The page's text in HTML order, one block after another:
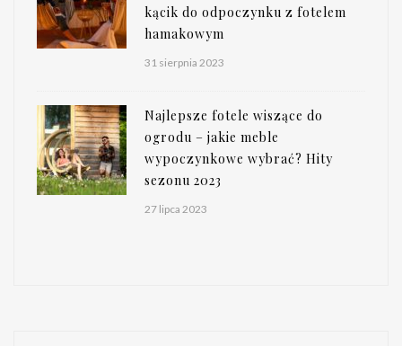
kącik do odpoczynku z fotelem
hamakowym
31 sierpnia 2023
Najlepsze fotele wiszące do
ogrodu – jakie meble
wypoczynkowe wybrać? Hity
sezonu 2023
27 lipca 2023